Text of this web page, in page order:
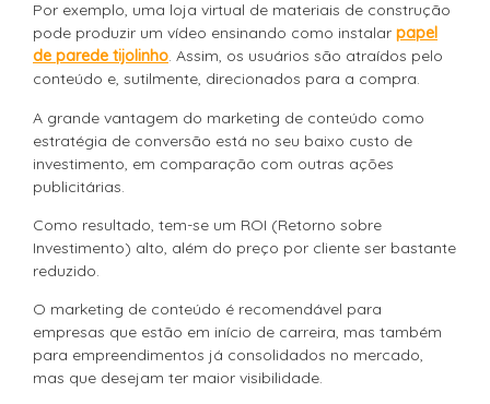
Por exemplo, uma loja virtual de materiais de construção
pode produzir um vídeo ensinando como instalar papel
de parede tijolinho. Assim, os usuários são atraídos pelo
conteúdo e, sutilmente, direcionados para a compra.
A grande vantagem do marketing de conteúdo como
estratégia de conversão está no seu baixo custo de
investimento, em comparação com outras ações
publicitárias.
Como resultado, tem-se um ROI (Retorno sobre
Investimento) alto, além do preço por cliente ser bastante
reduzido.
O marketing de conteúdo é recomendável para
empresas que estão em início de carreira, mas também
para empreendimentos já consolidados no mercado,
mas que desejam ter maior visibilidade.